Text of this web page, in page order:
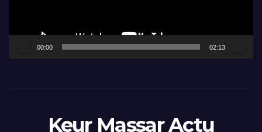
00:00 02:13
Keur Massar Actu